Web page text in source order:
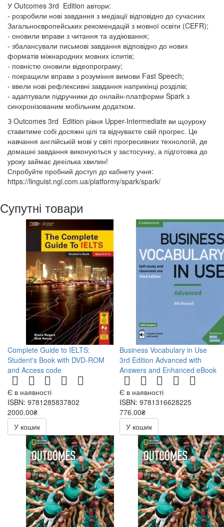
У Outcomes 3rd Edition автори:
- розробили нові завдання з медіації відповідно до сучасних
Загальноєвропейських рекомендацій з мовної освіти (CEFR);
- оновили вправи з читання та аудіювання;
- збалансували письмові завдання відповідно до нових
форматів міжнародних мовних іспитів;
- повністю оновили відеопрограму;
- покращили вправи з розуміння вимови Fast Speech;
- ввели нові рефлексивні завдання наприкінці розділів;
- адаптували підручники до онлайн-платформи Spark з
синхронізованим мобільним додатком.
З Outcomes 3rd Edition рівня Upper-Intermediate ви щоуроку
ставитиме собі досяжні цілі та відчуваєте свій прогрес. Це
навчання англійській мові у світі прогресивних технологій, де
домашні завдання виконуються у застосунку, а підготовка до
уроку займає дееілька хвилин!
Спробуйте пробний доступ до кабнету учня:
https://linguist.ngl.com.ua/platformy/spark/spark/
Супутні товари
Complete Guide to IELTS:
Student's Book with DVD-ROM
and Access code
Є в наявності
ISBN: 9781285837802
2000.00₴
У кошик
Business Vocabulary in Use
3rd Edition Advanced with
Answers and Enhanced eBook
Є в наявності
ISBN: 9781316628225
776.00₴
У кошик